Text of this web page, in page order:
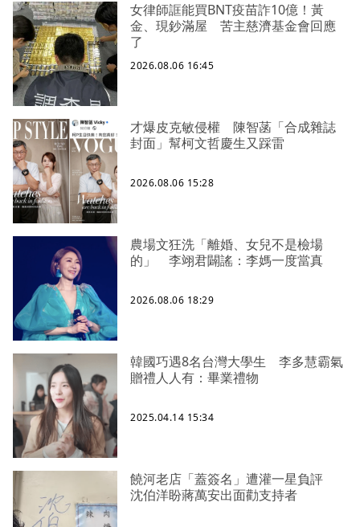
女律師誆能買BNT疫苗詐10億！黃
金、現鈔滿屋 苦主慈濟基金會回應
了
2026.08.06 16:45
才爆皮克敏侵權 陳智菡「合成雜誌
封面」幫柯文哲慶生又踩雷
2026.08.06 15:28
農場文狂洗「離婚、女兒不是檢場
的」 李翊君闢謠：李媽一度當真
2026.08.06 18:29
韓國巧遇8名台灣大學生 李多慧霸氣
贈禮人人有：畢業禮物
2025.04.14 15:34
饒河老店「蓋簽名」遭灌一星負評
沈伯洋盼蔣萬安出面勸支持者